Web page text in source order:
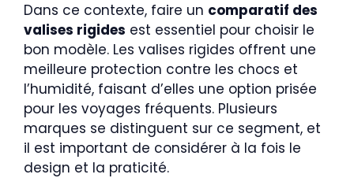
Dans ce contexte, faire un comparatif des
valises rigides est essentiel pour choisir le
bon modèle. Les valises rigides offrent une
meilleure protection contre les chocs et
l’humidité, faisant d’elles une option prisée
pour les voyages fréquents. Plusieurs
marques se distinguent sur ce segment, et
il est important de considérer à la fois le
design et la praticité.